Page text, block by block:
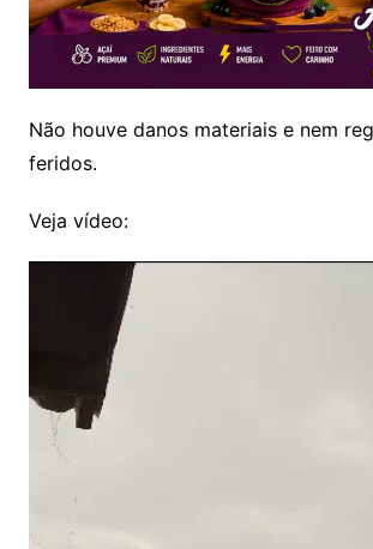
Não houve danos materiais e nem
feridos.
Veja vídeo: